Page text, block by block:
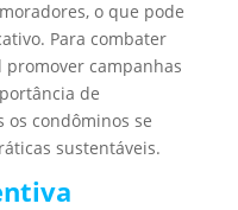
o que pode
Para combater
campanhas
de
os condôminos se
sustentáveis.